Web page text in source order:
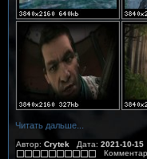
Читать дальше...
Автор: Crytek Дата: 2021-10-15